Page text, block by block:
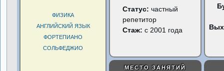
ФИЗИКА
АНГЛИЙСКИЙ ЯЗЫК
ФОРТЕПИАНО
СОЛЬФЕДЖИО
Статус:частный
репетитор
Стаж: с 2001 года
МЕСТО ЗАНЯТИЙ